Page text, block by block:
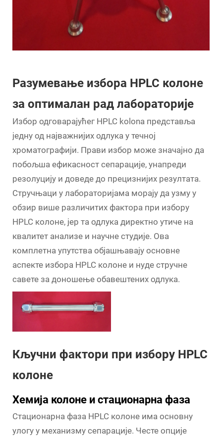
Разумевање избора HPLC колоне
за оптималан рад лабораторије
Избор одговарајућег HPLC kolona представља
једну од најважнијих одлука у течној
хроматографији. Прави избор може значајно да
побољша ефикасност сепарације, унапреди
резолуцију и доведе до прецизнијих резултата.
Стручњаци у лабораторијама морају да узму у
обзир више различитих фактора при избору
HPLC колоне, јер та одлука директно утиче на
квалитет анализе и научне студије. Ова
комплетна упутства објашњавају основне
аспекте избора HPLC колоне и нуде стручне
савете за доношење обавештених одлука.
Кључни фактори при избору HPLC
колоне
Хемија колоне и стационарна фаза
Стационарна фаза HPLC колоне има основну
улогу у механизму сепарације. Честе опције